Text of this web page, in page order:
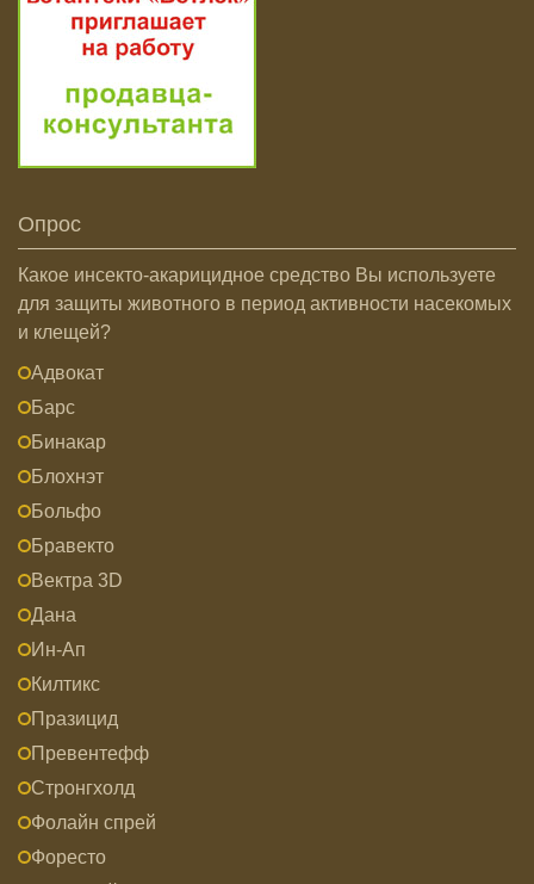
Опрос
Какое инсекто-акарицидное средство Вы используете
для защиты животного в период активности насекомых
и клещей?
Адвокат
Барс
Бинакар
Блохнэт
Больфо
Бравекто
Вектра 3D
Дана
Ин-Ап
Килтикс
Празицид
Превентефф
Стронгхолд
Фолайн спрей
Форесто